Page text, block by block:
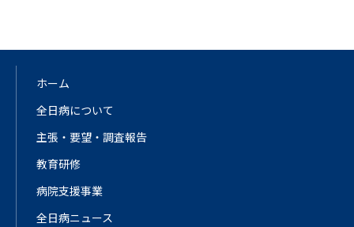
ホーム
全日病について
主張・要望・調査報告
教育研修
病院支援事業
全日病ニュース